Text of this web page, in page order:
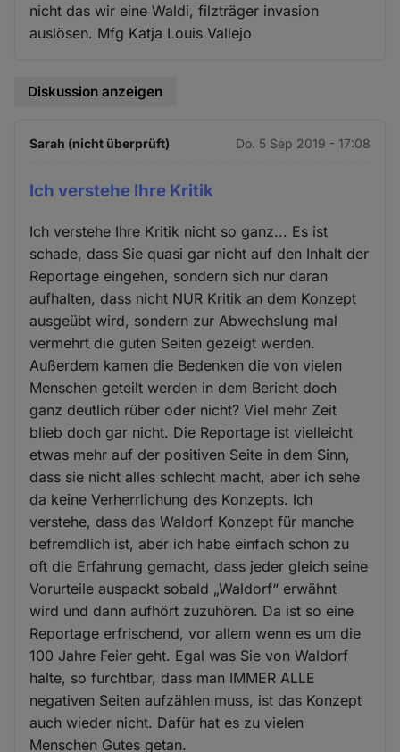
nicht das wir eine Waldi, filzträger invasion
auslösen. Mfg Katja Louis Vallejo
Diskussion anzeigen
Sarah (nicht überprüft) Do. 5 Sep 2019 - 17:08
Ich verstehe Ihre Kritik
Ich verstehe Ihre Kritik nicht so ganz... Es ist
schade, dass Sie quasi gar nicht auf den Inhalt der
Reportage eingehen, sondern sich nur daran
aufhalten, dass nicht NUR Kritik an dem Konzept
ausgeübt wird, sondern zur Abwechslung mal
vermehrt die guten Seiten gezeigt werden.
Außerdem kamen die Bedenken die von vielen
Menschen geteilt werden in dem Bericht doch
ganz deutlich rüber oder nicht? Viel mehr Zeit
blieb doch gar nicht. Die Reportage ist vielleicht
etwas mehr auf der positiven Seite in dem Sinn,
dass sie nicht alles schlecht macht, aber ich sehe
da keine Verherrlichung des Konzepts. Ich
verstehe, dass das Waldorf Konzept für manche
befremdlich ist, aber ich habe einfach schon zu
oft die Erfahrung gemacht, dass jeder gleich seine
Vorurteile auspackt sobald „Waldorf“ erwähnt
wird und dann aufhört zuzuhören. Da ist so eine
Reportage erfrischend, vor allem wenn es um die
100 Jahre Feier geht. Egal was Sie von Waldorf
halte, so furchtbar, dass man IMMER ALLE
negativen Seiten aufzählen muss, ist das Konzept
auch wieder nicht. Dafür hat es zu vielen
Menschen Gutes getan.